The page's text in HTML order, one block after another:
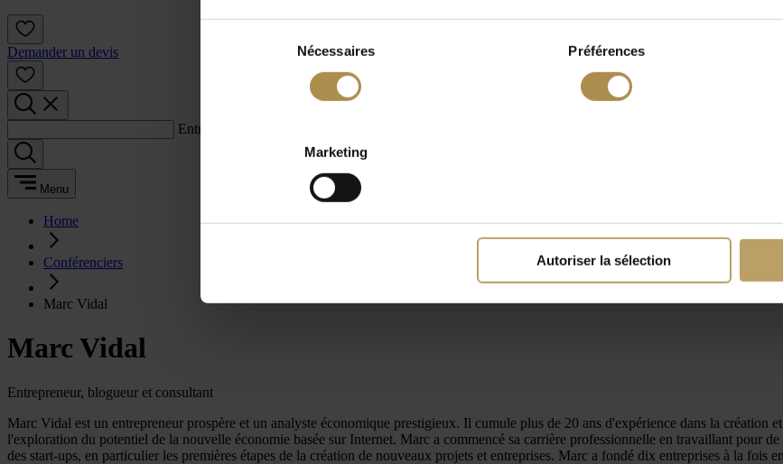
Nécessaires Préférences
Marketing
Autoriser la sélection
Demander un devis
Entrez un terme de recherche :
Menu
Home
Conférenciers
Marc Vidal
Marc Vidal
Entrepreneur, blogueur et consultant
Marc Vidal est un entrepreneur prospère et un analyste économique prestigieux. Il cumule plus de 20 ans d'expérience dans la création
l'exploration du potentiel de la nouvelle économie basée sur Internet. Marc a commencé sa carrière professionnelle en travaillant pour
des start-ups, en particulier les premières étapes de la création de nouveaux projets et entreprises. Marc a fondé dix entreprises à la fois en